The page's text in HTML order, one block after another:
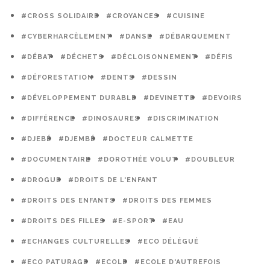
#CROSS SOLIDAIRE #CROYANCES #CUISINE
#CYBERHARCÈLEMENT #DANSE #DÉBARQUEMENT
#DÉBAT #DÉCHETS #DÉCLOISONNEMENT #DÉFIS
#DÉFORESTATION #DENTS #DESSIN
#DÉVELOPPEMENT DURABLE #DEVINETTE #DEVOIRS
#DIFFÉRENCE #DINOSAURES #DISCRIMINATION
#DJEBÉ #DJEMBÉ #DOCTEUR CALMETTE
#DOCUMENTAIRE #DOROTHÉE VOLUT #DOUBLEUR
#DROGUE #DROITS DE L'ENFANT
#DROITS DES ENFANTS #DROITS DES FEMMES
#DROITS DES FILLES #E-SPORT #EAU
#ECHANGES CULTURELLES #ECO DÉLÉGUÉ
#ECO PATURAGE #ECOLE #ECOLE D'AUTREFOIS